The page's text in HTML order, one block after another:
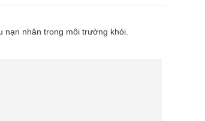
nhân trong môi trường khói.